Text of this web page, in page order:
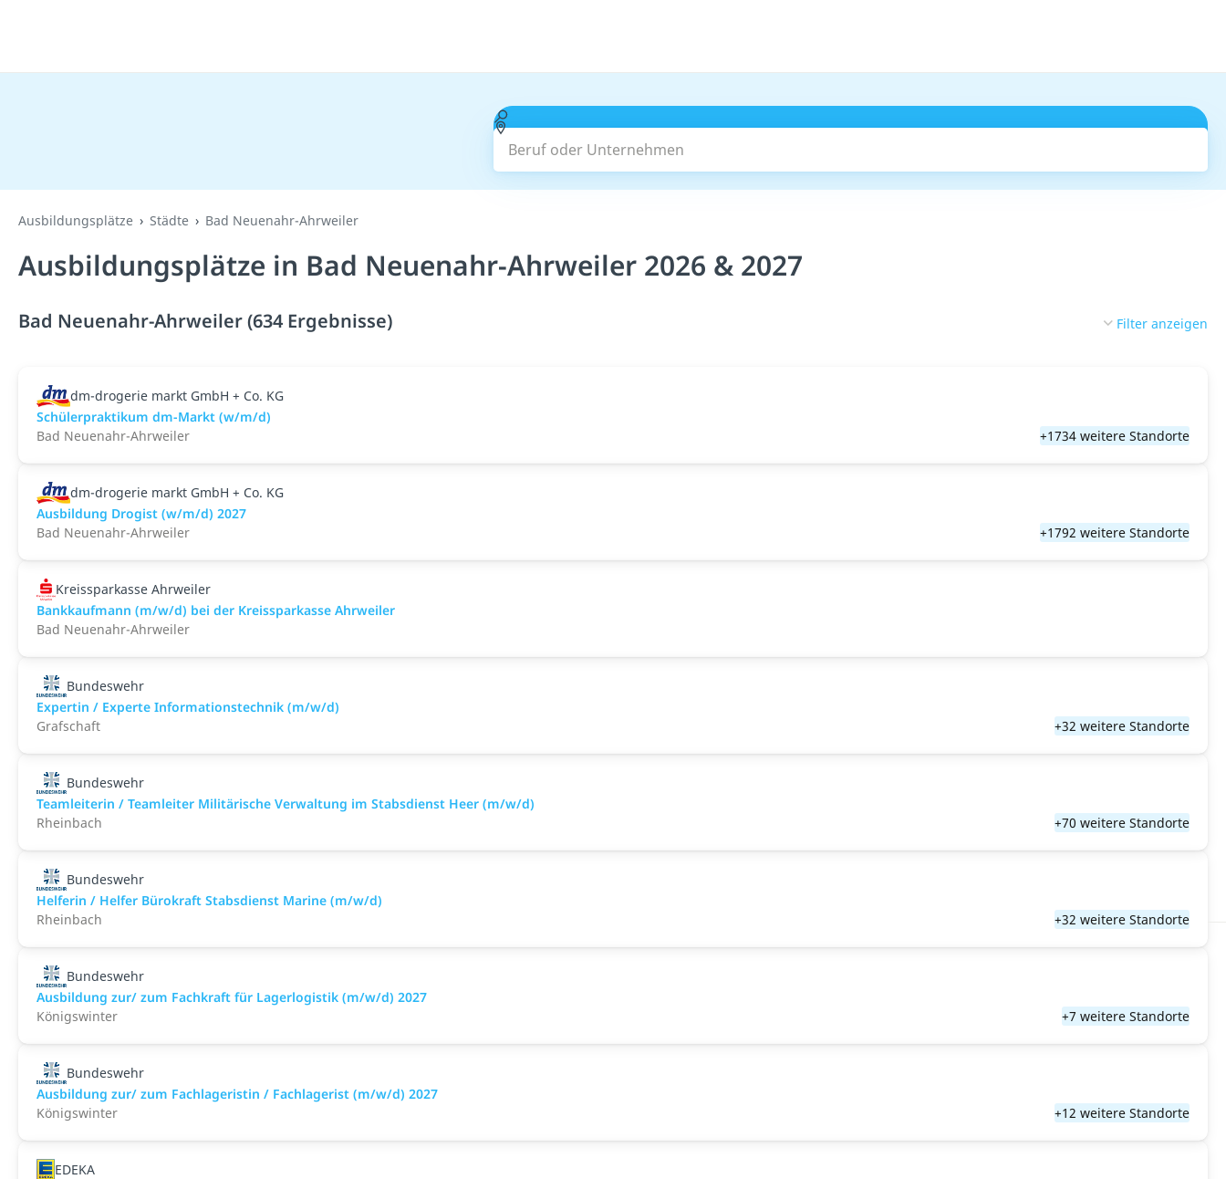
Beruf oder Unternehmen
Ausbildungsplätze Städte Bad Neuenahr-Ahrweiler
Ausbildungsplätze in Bad Neuenahr-Ahrweiler 2026 & 2027
Bad Neuenahr-Ahrweiler (634 Ergebnisse) Filter anzeigen
dm-drogerie markt GmbH + Co. KG
Schülerpraktikum dm-Markt (w/m/d)
Bad Neuenahr-Ahrweiler
+1734 weitere Standorte
dm-drogerie markt GmbH + Co. KG
Ausbildung Drogist (w/m/d) 2027
Bad Neuenahr-Ahrweiler
+1792 weitere Standorte
Kreissparkasse Ahrweiler
Bankkaufmann (m/w/d) bei der Kreissparkasse Ahrweiler
Bad Neuenahr-Ahrweiler
Bundeswehr
Expertin / Experte Informationstechnik (m/w/d)
Grafschaft
+32 weitere Standorte
Bundeswehr
Teamleiterin / Teamleiter Militärische Verwaltung im Stabsdienst Heer (m/w/d)
Rheinbach
+70 weitere Standorte
Bundeswehr
Helferin / Helfer Bürokraft Stabsdienst Marine (m/w/d)
Rheinbach
+32 weitere Standorte
Bundeswehr
Ausbildung zur/ zum Fachkraft für Lagerlogistik (m/w/d) 2027
Königswinter
+7 weitere Standorte
Bundeswehr
Ausbildung zur/ zum Fachlageristin / Fachlagerist (m/w/d) 2027
Königswinter
+12 weitere Standorte
EDEKA